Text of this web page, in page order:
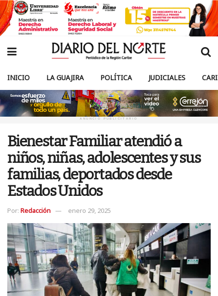
INICIO LA GUAJIRA POLÍTICA JUDICIALES
ANUNCIO PUBLICITARIO
Bienestar Familiar atendió a
niños, niñas, adolescentes y sus
familias, deportados desde
Estados Unidos
Por: Redacción enero 29, 2025